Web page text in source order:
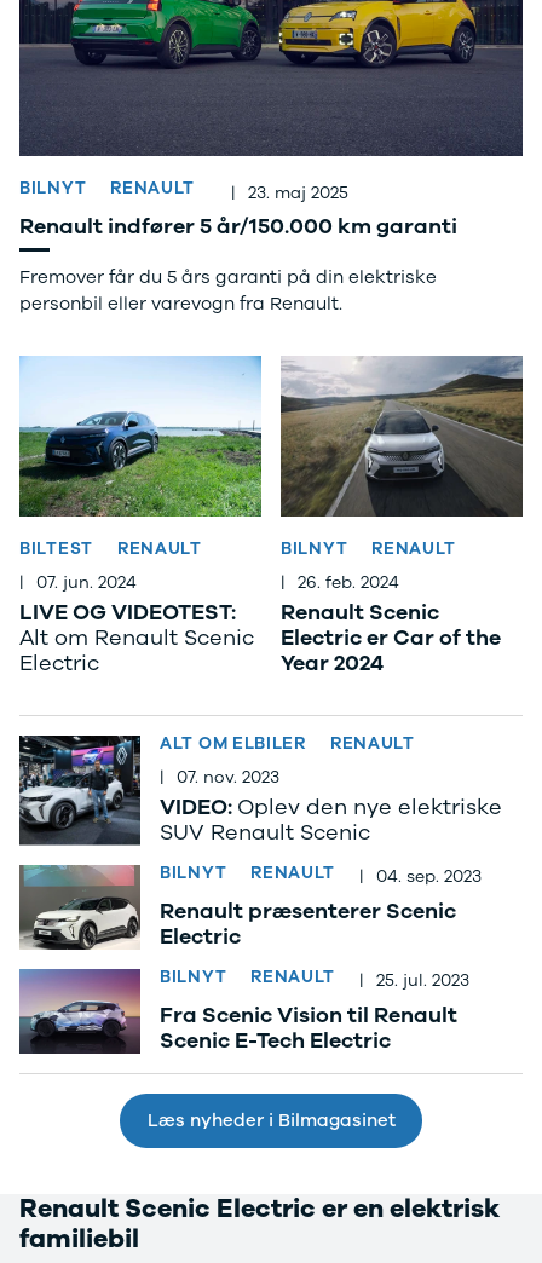
Privatleasing
Tilbud
Anmeldelser
Privatleasing
Tilbud
Hyundai
INSTER
Modeller
Anmeldelser
Privatleasing
Anmeldelser
Privatleasing
Tilbud
IONIQ 5
Anmeldelser
Privatleasing
Tilbud
IONIQ 5 N
Modeller
Privatleasing
Tilbud
IONIQ 6
Modeller
Anmeldelser
Privatleasing
Tilbud
IONIQ 6 N
Modeller
Anmeldelser
Privatleasing
Tilbud
IONIQ 9
Anmeldelser
Privatleasing
BAYON
Modeller
Anmeldelser
Logan
Stepway
Stepway
DS
Se alle DS
3
3 Crossback
5
7 Crossback
Se alle Fiat
500L
500L Wagon
Panda
500e
Tipo
Doblo Cargo
Ducato 33
Ducato 35
Se alle Ford
Elbil
SUV
Stationcar
B-Max
C-Max
Capri
Grand C-Max
Explorer
F-150
Fiesta
Galaxy
Ka
Kuga
Mustang
Mustang
BILNYT RENAULT | 23. maj 2025
Renault indfører 5 år/150.000 km garanti
Fremover får du 5 års garanti på din elektriske
personbil eller varevogn fra Renault.
BILTEST
RENAULT
| 07. jun. 2024
LIVE OG VIDEOTEST:
Alt om Renault Scenic
Electric
BILNYT
RENAULT
| 26. feb. 2024
Renault Scenic
Electric er Car of the
Year 2024
ALT OM ELBILER
RENAULT
| 07. nov. 2023
VIDEO: Oplev den nye elektriske
SUV Renault Scenic
BILNYT RENAULT | 04. sep. 2023
Renault præsenterer Scenic
Electric
BILNYT RENAULT | 25. jul. 2023
Fra Scenic Vision til Renault
Scenic E-Tech Electric
Læs nyheder i Bilmagasinet
Renault Scenic Electric er en elektrisk
familiebil